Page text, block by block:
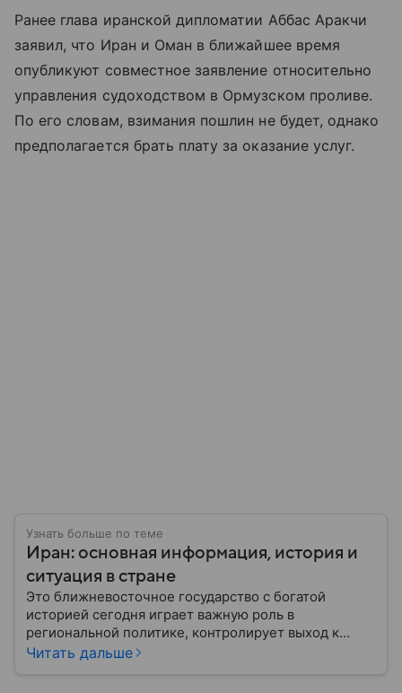
Ранее глава иранской дипломатии Аббас Аракчи
заявил, что Иран и Оман в ближайшее время
опубликуют совместное заявление относительно
управления судоходством в Ормузском проливе.
По его словам, взимания пошлин не будет, однако
предполагается брать плату за оказание услуг.
Узнать больше по теме
Иран: основная информация, история и
ситуация в стране
Это ближневосточное государство с богатой
историей сегодня играет важную роль в
региональной политике, контролирует выход к
Персидскому заливу и Ормузскому проливу, а также
Читать дальше